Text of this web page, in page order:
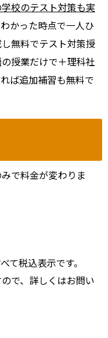
校のテスト対策も実
かった時点で一人ひ
無料でテスト対策授
授業だけで＋理科社
ば追加補習も無料で
で料金が変わりま
て税込表示です。
で、詳しくはお問い